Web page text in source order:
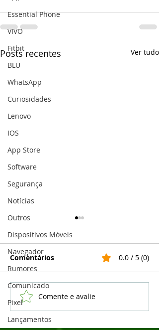
Essential Phone
VIVO
Fitbit
BLU
WhatsApp
Curiosidades
Lenovo
IOS
App Store
Software
Segurança
Notícias
Outros
Dispositivos Móveis
Navegador
Rumores
Comunicado
Pixel
Lançamentos
Posts recentes Ver tudo
5 melhores celulares
Samsung Galaxy em
2022
Comentários 0.0 / 5 (0)
Comente e avalie